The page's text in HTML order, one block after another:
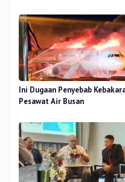
Ini Dugaan Penyebab
Pesawat Air Busan